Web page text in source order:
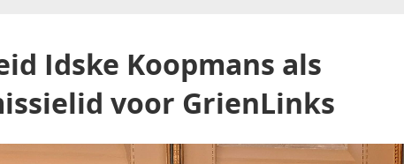
Idske Koopmans als
voor GrienLinks